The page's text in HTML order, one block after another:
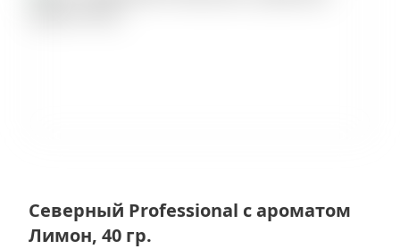
Северный Professional с ароматом
Лимон, 40 гр.